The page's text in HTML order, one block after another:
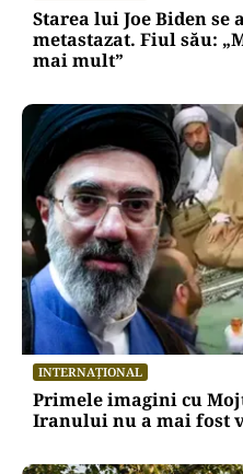
Starea lui Joe Biden se
metastazat. Fiul său:
mai mult”
INTERNAȚIONAL
Primele imagini cu
Iranului nu a mai fost